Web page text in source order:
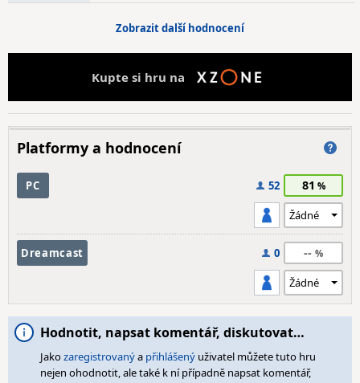
Zobrazit další hodnocení
Kupte si hru na
Platformy a hodnocení
PC 52 81
Dreamcast 0 --
Hodnotit, napsat komentář, diskutovat…
Jakozaregistrovanýa přihlášený uživatel můžete tuto hru
nejen ohodnotit, ale také k ní případně napsat komentář,